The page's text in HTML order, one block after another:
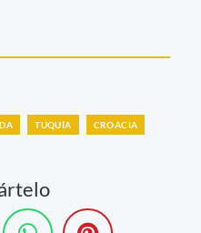
TUQUÍA CROACIA